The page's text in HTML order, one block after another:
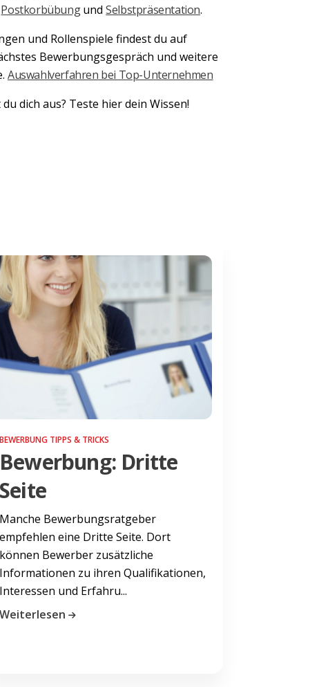
PostkorbübungundSelbstpräsentation.
und Rollenspiele findest du auf
Bewerbungsgespräch und weitere
Auswahlverfahren bei Top-Unternehmen
dich aus? Teste hier dein Wissen!
BEWERBUNG TIPPS & TRICKS
Bewerbung: Dritte
Seite
Manche Bewerbungsratgeber
empfehlen eine Dritte Seite. Dort
können Bewerber zusätzliche
Informationen zu ihren Qualifikationen,
Interessen und Erfahru...
Weiterlesen